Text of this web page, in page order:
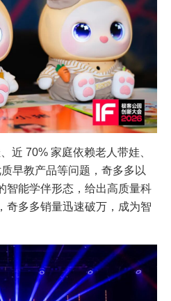
近 70% 家庭依赖老人带娃、
早教产品等问题，奇多多以
智能学伴形态，给出高质量科
奇多多销量迅速破万，成为智